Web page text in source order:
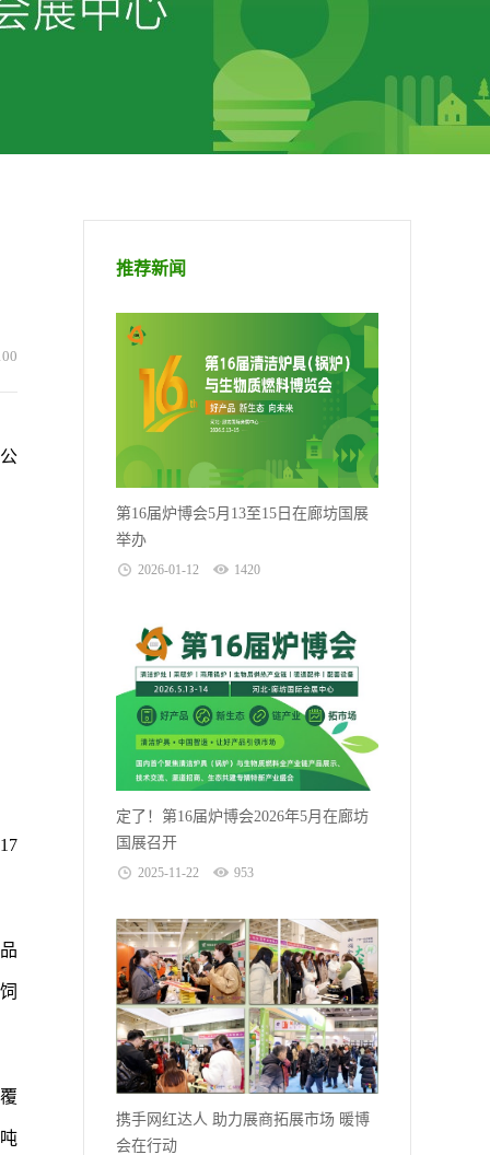
推荐新闻
第16届炉博会5月13至15日在廊坊国展
举办
2026-01-12 1420
定了！第16届炉博会2026年5月在廊坊
国展召开
2025-11-22 953
携手网红达人 助力展商拓展市场 暖博
会在行动